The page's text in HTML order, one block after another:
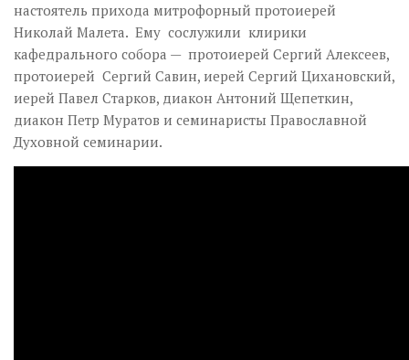
настоятель прихода митрофорный протоиерей
Николай Малета. Ему сослужили клирики
кафедрального собора — протоиерей Сергий Алексеев,
протоиерей Сергий Савин, иерей Сергий Цихановский,
иерей Павел Старков, диакон Антоний Щепеткин,
диакон Петр Муратов и семинаристы Православной
Духовной семинарии.